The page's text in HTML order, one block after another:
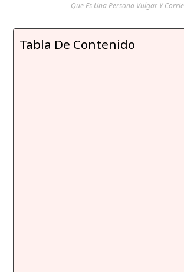
Que Es Una Persona Vulgar Y
Tabla De Contenido